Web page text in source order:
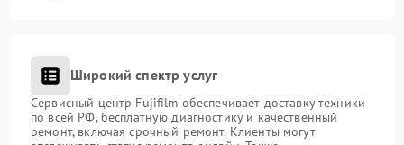
Широкий спектр услуг
Сервисный центр Fujifilm обеспечивает доставку техники
по всей РФ, бесплатную диагностику и качественный
ремонт, включая срочный ремонт. Клиенты могут